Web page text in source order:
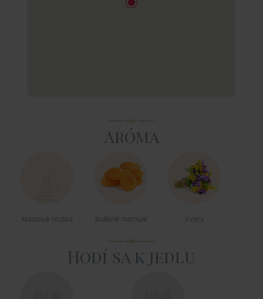
Aróma
Maslová hruška Sušené marhule Kvety
Hodí sa k jedlu